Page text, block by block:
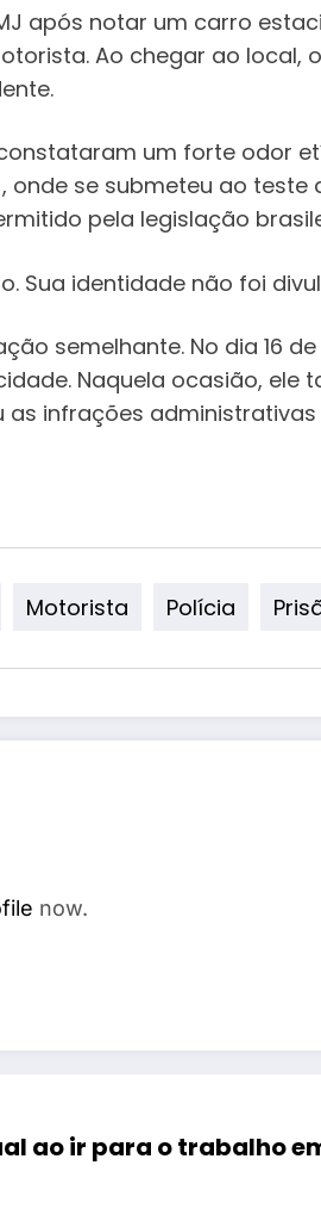
após notar um carro
Ao chegar ao local,
um forte odor
onde se submeteu ao
pela legislação
Sua identidade não foi
semelhante. No dia 16
Naquela ocasião, ele
as infrações
Motorista Polícia
now.
ao ir para o trabalho